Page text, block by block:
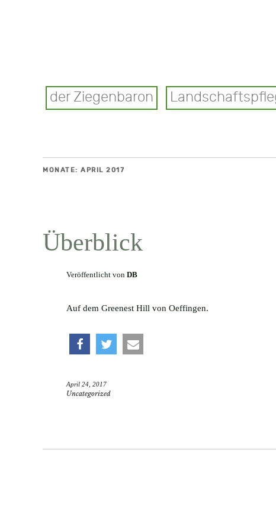
der Ziegenbaron
MONATE: APRIL 2017
Überblick
Veröffentlicht von DB
Auf dem Greenest Hill von Oeffingen.
April 24, 2017
Uncategorized